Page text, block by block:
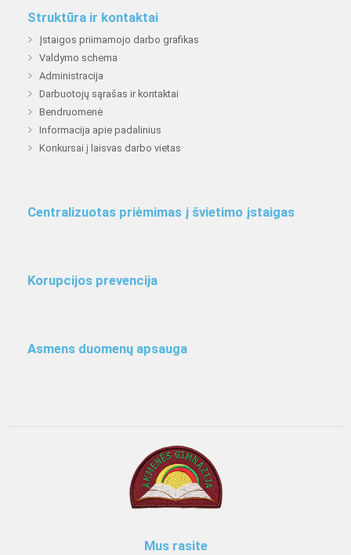
Struktūra ir kontaktai
Įstaigos priimamojo darbo grafikas
Valdymo schema
Administracija
Darbuotojų sąrašas ir kontaktai
Bendruomenė
Informacija apie padalinius
Konkursai į laisvas darbo vietas
Centralizuotas priėmimas į švietimo įstaigas
Korupcijos prevencija
Asmens duomenų apsauga
Mus rasite